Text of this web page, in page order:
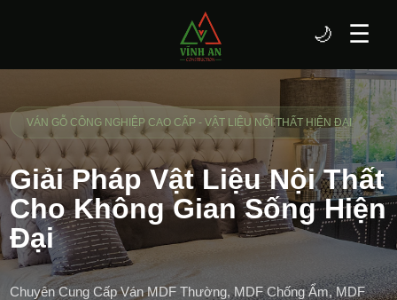
☰
🌙
VÁN GỖ CÔNG NGHIỆP CAO CẤP - VẬT LIỆU NỘI THẤT HIỆN ĐẠI
Giải Pháp Vật Liệu Nội Thất
Cho Không Gian Sống Hiện
Đại
Chuyên Cung Cấp Ván MDF Thường, MDF Chống Ẩm, MDF